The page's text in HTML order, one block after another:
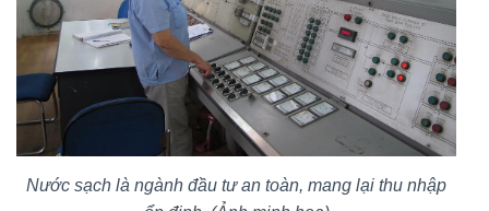
Nước sạch là ngành đầu tư an toàn, mang lại thu nhập